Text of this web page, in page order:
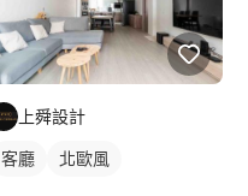
上舜設計
客廳 北歐風